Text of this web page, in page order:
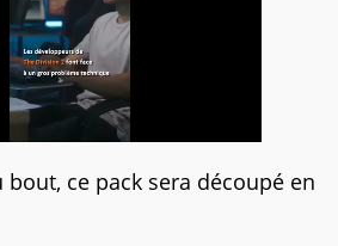
ce pack sera découpé en